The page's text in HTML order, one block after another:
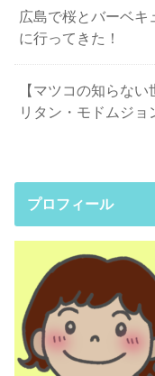
広島で桜とバーベ
に行ってきた！
【マツコの知らな
リタン・モドムジョ
プロフィール